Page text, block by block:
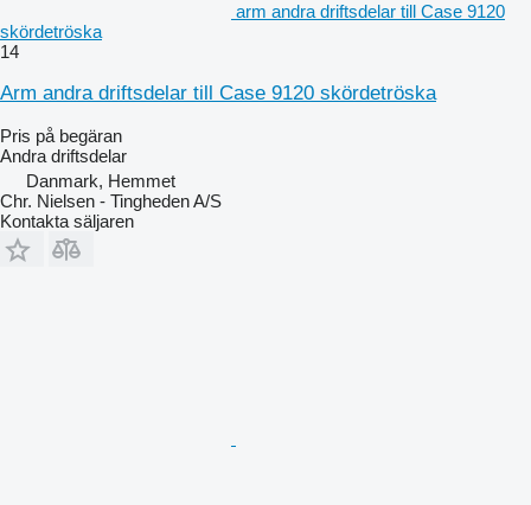
arm andra driftsdelar till Case 9120
skördetröska
14
Arm andra driftsdelar till Case 9120 skördetröska
Pris på begäran
Andra driftsdelar
Danmark, Hemmet
Chr. Nielsen - Tingheden A/S
Kontakta säljaren